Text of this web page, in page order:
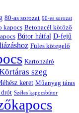
80-as sorozat 90-es sorozat
kapocs Betonacél kötöző
Bútor hátfal D-fejű
Füles kötegelő
Kartonzáró
szeg
keret Műanyag táras
drót Széles kapocsbútor